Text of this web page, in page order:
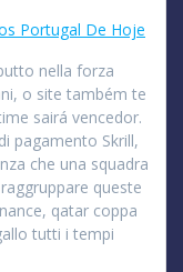
Portugal De Hoje
nella forza
o site também te
sairá vencedor.
pagamento Skrill,
che una squadra
queste
qatar coppa
tutti i tempi